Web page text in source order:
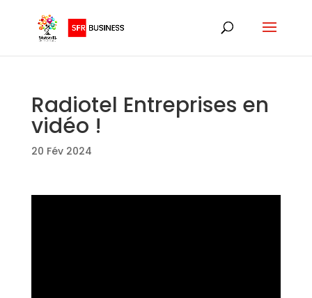
Radiotel Entreprises en
vidéo !
20 Fév 2024